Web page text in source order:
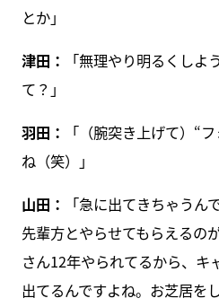
とか」
津田：
「無理やり明るくしよ
て？」
羽田：
「（腕突き上げて）“
ね（笑）」
山田：
「急に出てきちゃうん
先輩方とやらせてもらえるの
さん12年やられてるから、キ
出てるんですよね。お芝居を